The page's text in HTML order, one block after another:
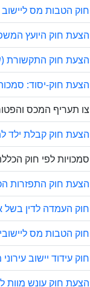
חוק הטבות מס
הצעת חוק היועץ
הצעת חוק התקשורת
הצעת חוק-יסוד:
צו תעריף המכס
הצעת חוק קבלת ילד
סמכויות לפי חוק
הצעת חוק התפזרות
חוק העמדה לדין בשל אירועי טבח 7
חוק הטבות מס
חוק עידוד יישוב
הצעת חוק עונש מוות